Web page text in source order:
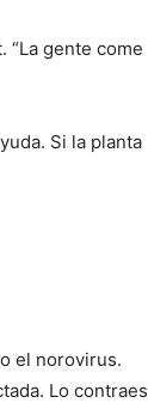
“La gente come
Si la planta
el norovirus.
Lo contraes